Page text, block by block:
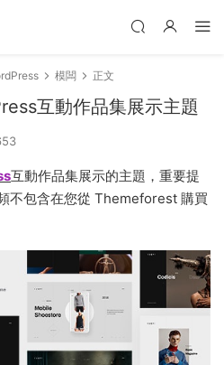
模闆 正文
互動作品集展示主題
互動作品集展示的主題，重要提
不包含在您從 Themeforest 購買